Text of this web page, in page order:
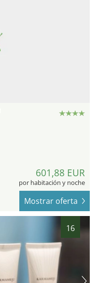
601,88 EUR
por habitación y noche
Mostrar oferta
16